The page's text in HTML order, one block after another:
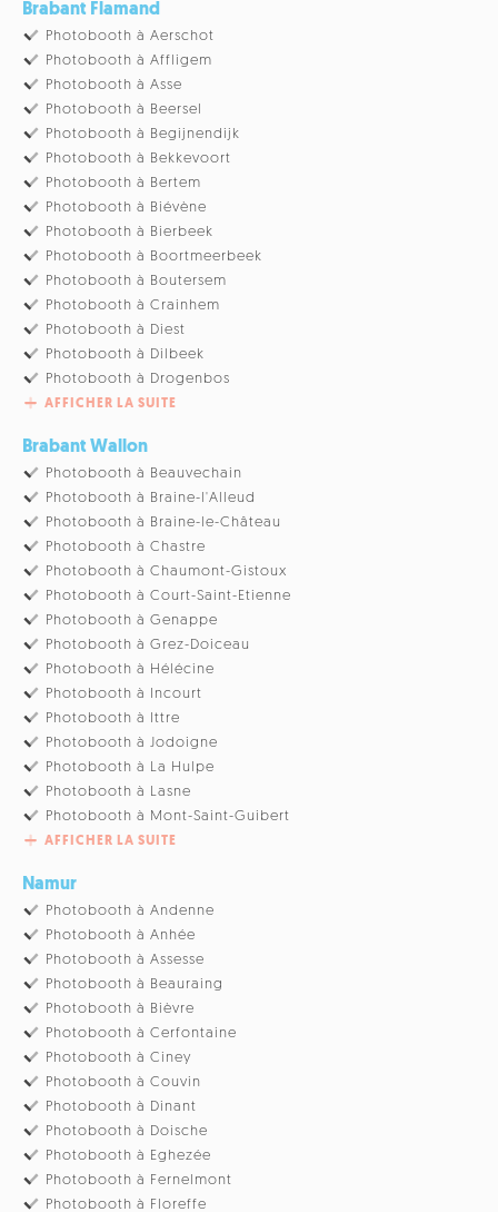
Brabant Flamand
Photobooth à Aerschot
Photobooth à Affligem
Photobooth à Asse
Photobooth à Beersel
Photobooth à Begijnendijk
Photobooth à Bekkevoort
Photobooth à Bertem
Photobooth à Biévène
Photobooth à Bierbeek
Photobooth à Boortmeerbeek
Photobooth à Boutersem
Photobooth à Crainhem
Photobooth à Diest
Photobooth à Dilbeek
Photobooth à Drogenbos
AFFICHER LA SUITE
Brabant Wallon
Photobooth à Beauvechain
Photobooth à Braine-l'Alleud
Photobooth à Braine-le-Château
Photobooth à Chastre
Photobooth à Chaumont-Gistoux
Photobooth à Court-Saint-Etienne
Photobooth à Genappe
Photobooth à Grez-Doiceau
Photobooth à Hélécine
Photobooth à Incourt
Photobooth à Ittre
Photobooth à Jodoigne
Photobooth à La Hulpe
Photobooth à Lasne
Photobooth à Mont-Saint-Guibert
AFFICHER LA SUITE
Namur
Photobooth à Andenne
Photobooth à Anhée
Photobooth à Assesse
Photobooth à Beauraing
Photobooth à Bièvre
Photobooth à Cerfontaine
Photobooth à Ciney
Photobooth à Couvin
Photobooth à Dinant
Photobooth à Doische
Photobooth à Eghezée
Photobooth à Fernelmont
Photobooth à Floreffe